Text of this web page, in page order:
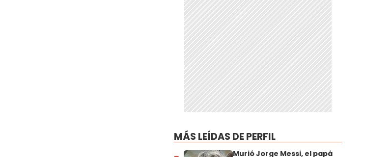
MÁS LEÍDAS DE PERFIL
Murió Jorge Messi, el papá